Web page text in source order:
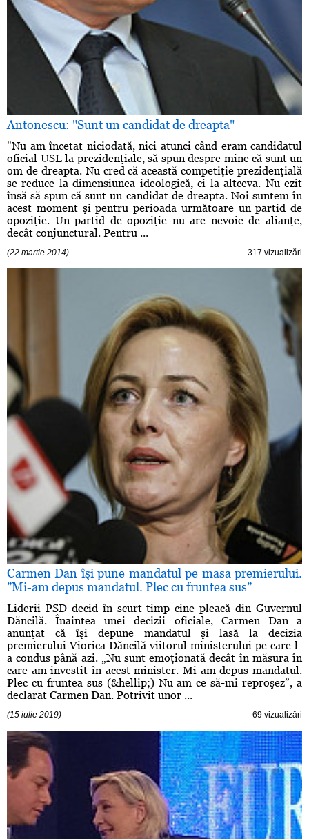
Antonescu: "Sunt un candidat de dreapta"
"Nu am încetat niciodată, nici atunci când eram candidatul
oficial USL la prezidenţiale, să spun despre mine că sunt un
om de dreapta. Nu cred că această competiţie prezidenţială
se reduce la dimensiunea ideologică, ci la altceva. Nu ezit
însă să spun că sunt un candidat de dreapta. Noi suntem în
acest moment şi pentru perioada următoare un partid de
opoziţie. Un partid de opoziţie nu are nevoie de alianţe,
decât conjunctural. Pentru ...
(22 martie 2014) 317 vizualizări
Carmen Dan îşi pune mandatul pe masa premierului.
”Mi-am depus mandatul. Plec cu fruntea sus”
Liderii PSD decid în scurt timp cine pleacă din Guvernul
Dăncilă. Înaintea unei decizii oficiale, Carmen Dan a
anunţat că îşi depune mandatul şi lasă la decizia
premierului Viorica Dăncilă viitorul ministerului pe care l-
a condus până azi. „Nu sunt emoţionată decât în măsura în
care am investit în acest minister. Mi-am depus mandatul.
Plec cu fruntea sus (&hellip;) Nu am ce să-mi reproşez”, a
declarat Carmen Dan. Potrivit unor ...
(15 iulie 2019) 69 vizualizări